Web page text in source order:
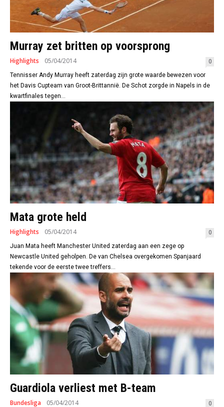
Murray zet britten op voorsprong
Highlights 05/04/2014 0
Tennisser Andy Murray heeft zaterdag zijn grote waarde bewezen voor
het Davis Cupteam van Groot-Brittannië. De Schot zorgde in Napels in de
kwartfinales tegen...
Mata grote held
Highlights 05/04/2014 0
Juan Mata heeft Manchester United zaterdag aan een zege op
Newcastle United geholpen. De van Chelsea overgekomen Spanjaard
tekende voor de eerste twee treffers...
Guardiola verliest met B-team
Bundesliga 05/04/2014 0